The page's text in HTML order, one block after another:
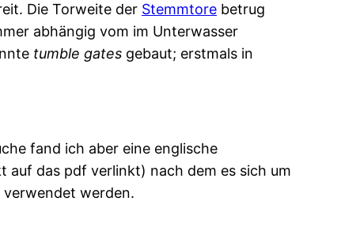
Die Torweite der Stemmtore betrug
abhängig vom im Unterwasser
tumble gates gebaut; erstmals in
fand ich aber eine englische
auf das pdf verlinkt) nach dem es sich um
verwendet werden.